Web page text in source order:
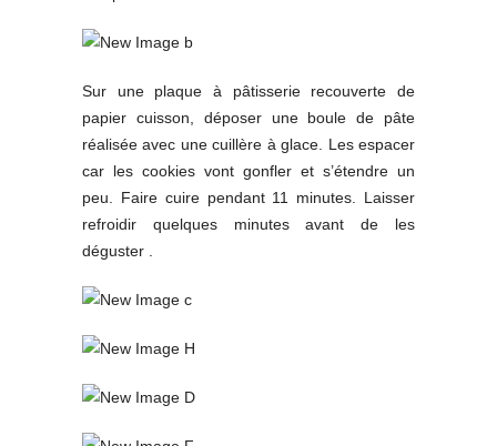
Sur une plaque à pâtisserie recouverte de
papier cuisson, déposer une boule de pâte
réalisée avec une cuillère à glace. Les espacer
car les cookies vont gonfler et s’étendre un
peu. Faire cuire pendant 11 minutes. Laisser
refroidir quelques minutes avant de les
déguster .